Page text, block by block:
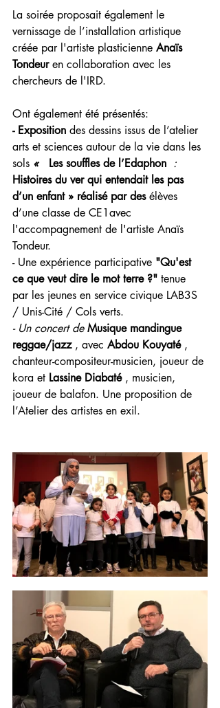
La soirée proposait également le
vernissage de l’installation artistique
créée par l'artiste plasticienne Anaïs
Tondeur en collaboration avec les
chercheurs de l'IRD.
Ont également été présentés:
- Exposition des dessins issus de l’atelier
arts et sciences autour de la vie dans les
sols « Les souffles de l’Edaphon :
Histoires du ver qui entendait les pas
d’un enfant » réalisé par des élèves
d’une classe de CE1avec
l'accompagnement de l'artiste Anaïs
Tondeur.
- Une expérience participative "Qu'est
ce que veut dire le mot terre ?" tenue
par les jeunes en service civique LAB3S
/ Unis-Cité / Cols verts.
- Un concert de Musique mandingue
reggae/jazz , avec Abdou Kouyaté ,
chanteur-compositeur-musicien, joueur de
kora et Lassine Diabaté , musicien,
joueur de balafon. Une proposition de
l’Atelier des artistes en exil.